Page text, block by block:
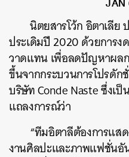
JAN
นิตยสารโว้ก อิตาเลีย
ประเดิมปี 2020 ด้วยการ
วาดแทน เพื่อลดปัญหาผล
ขึ้นจากกระบวนการโปรดั
บริษัท Conde Naste ซึ่งเป็
แถลงการณ์ว่า
“ทีมอิตาลีต้องการแสด
งานศิลปะและภาพแฟชั่นอั